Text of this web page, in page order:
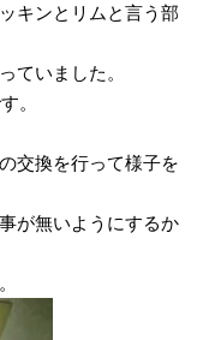
キンとリムと言う部
ていました。
。
交換を行って様子を
が無いようにするか